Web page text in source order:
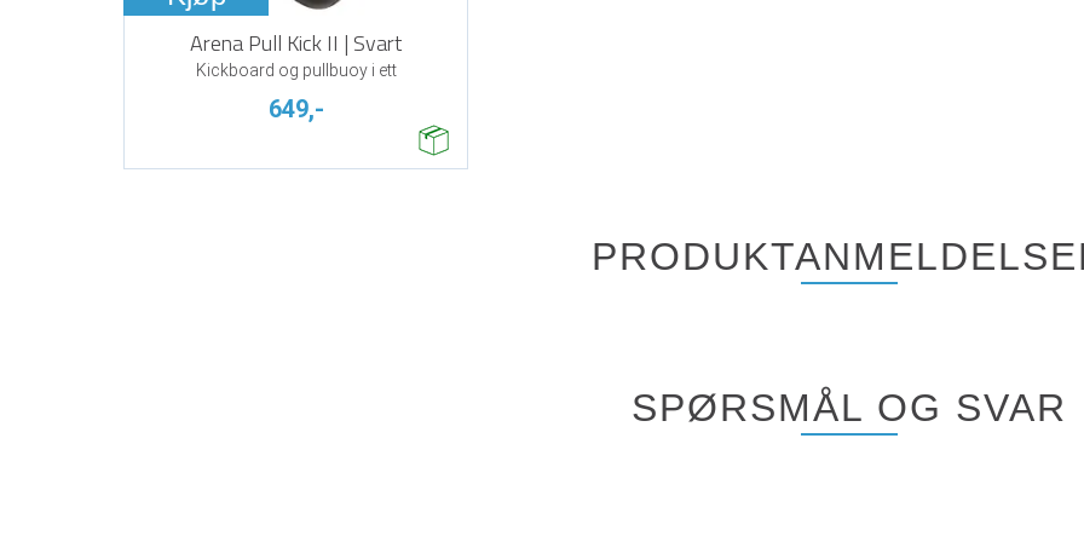
Arena Pull Kick II | Svart
Kickboard og pullbuoy i ett
649,-
SPØRSMÅL OG SVAR